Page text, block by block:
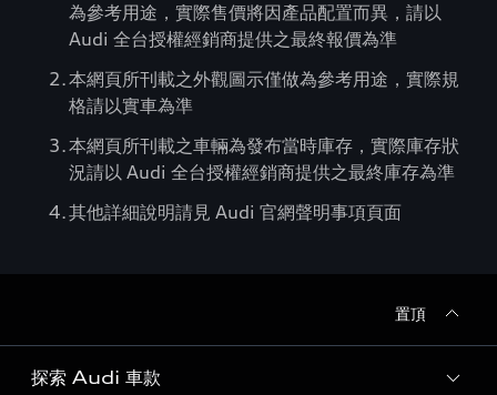
為參考用途，實際售價將因產品配置而異，請以
Audi 全台授權經銷商提供之最終報價為準
本網頁所刊載之外觀圖示僅做為參考用途，實際規
格請以實車為準
本網頁所刊載之車輛為發布當時庫存，實際庫存狀
況請以 Audi 全台授權經銷商提供之最終庫存為準
其他詳細說明請見 Audi 官網聲明事項頁面
置頂
探索 Audi 車款